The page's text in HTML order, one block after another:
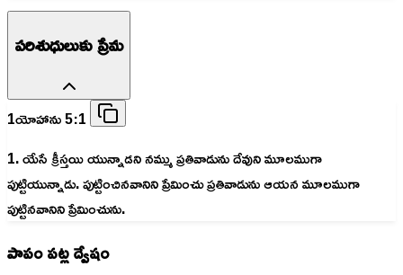
పరిశుధులుకు ప్రేమ
1యోహాను 5:1
1. యేసే క్రీస్తయి యున్నాడని నమ్ము ప్రతివాడును దేవుని మూలముగా
పుట్టియున్నాడు. పుట్టించినవానిని ప్రేమించు ప్రతివాడును ఆయన మూలముగా
పుట్టినవానిని ప్రేమించును.
పాపం పట్ల ద్వేషం